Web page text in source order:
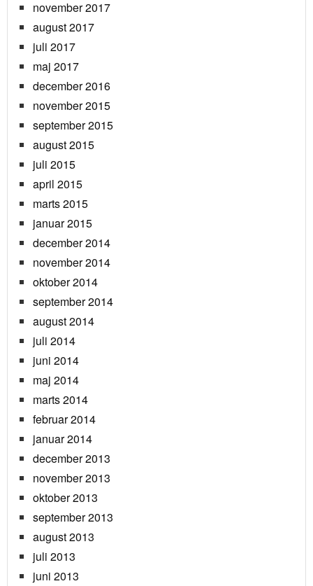
november 2017
august 2017
juli 2017
maj 2017
december 2016
november 2015
september 2015
august 2015
juli 2015
april 2015
marts 2015
januar 2015
december 2014
november 2014
oktober 2014
september 2014
august 2014
juli 2014
juni 2014
maj 2014
marts 2014
februar 2014
januar 2014
december 2013
november 2013
oktober 2013
september 2013
august 2013
juli 2013
juni 2013